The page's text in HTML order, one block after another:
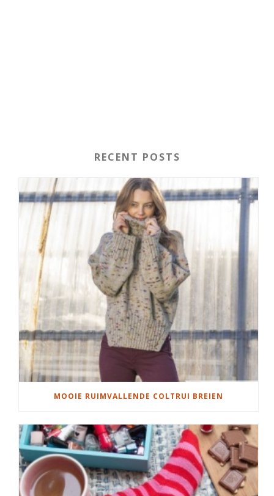
RECENT POSTS
MOOIE RUIMVALLENDE COLTRUI BREIEN